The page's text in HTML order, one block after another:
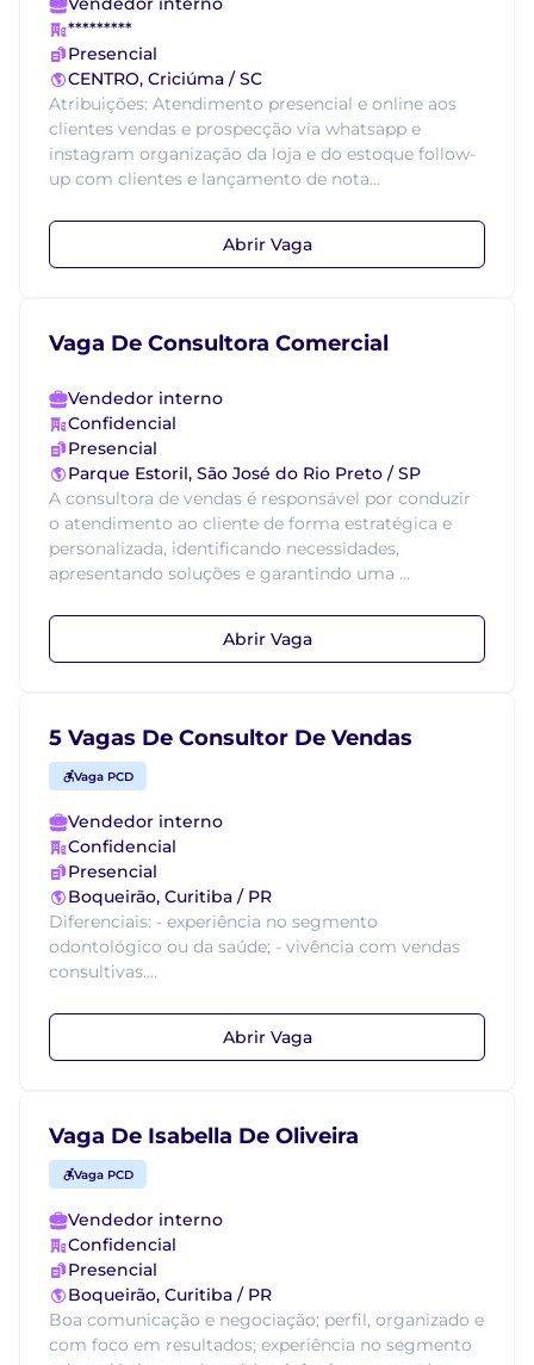
*********
Presencial
CENTRO, Criciúma / SC
Atribuições: Atendimento presencial e online aos
clientes vendas e prospecção via whatsapp e
instagram organização da loja e do estoque follow-
up com clientes e lançamento de nota...
Abrir Vaga
Vaga De Consultora Comercial
Vendedor interno
Confidencial
Presencial
Parque Estoril, São José do Rio Preto / SP
A consultora de vendas é responsável por conduzir
o atendimento ao cliente de forma estratégica e
personalizada, identificando necessidades,
apresentando soluções e garantindo uma ...
Abrir Vaga
5 Vagas De Consultor De Vendas
Vaga PCD
Vendedor interno
Confidencial
Presencial
Boqueirão, Curitiba / PR
Diferenciais: - experiência no segmento
odontológico ou da saúde; - vivência com vendas
consultivas....
Abrir Vaga
Vaga De Isabella De Oliveira
Vaga PCD
Vendedor interno
Confidencial
Presencial
Boqueirão, Curitiba / PR
Boa comunicação e negociação; perfil, organizado e
com foco em resultados; experiência no segmento